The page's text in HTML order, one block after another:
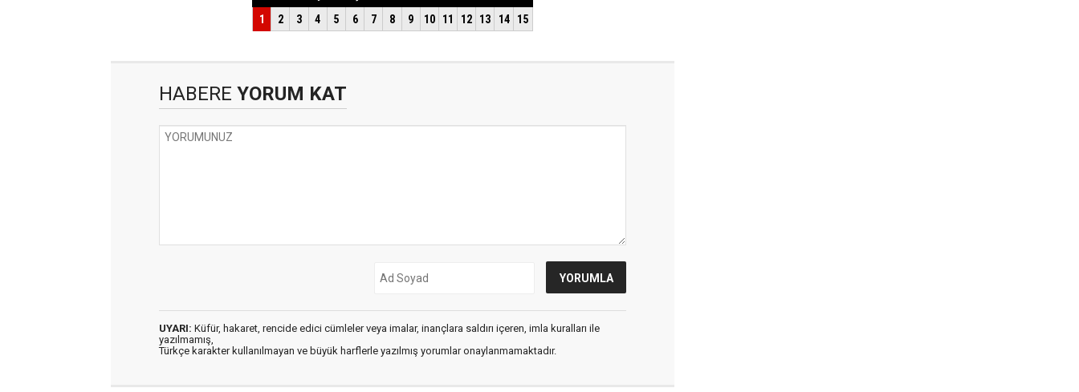
HABERE YORUM KAT
UYARI: Küfür, hakaret, rencide edici cümleler veya imalar, inançlara saldırı içeren, imla kuralları ile
yazılmamış,
Türkçe karakter kullanılmayan ve büyük harflerle yazılmış yorumlar onaylanmamaktadır.